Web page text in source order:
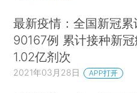
最新疫情：全国新冠累
90167例 累计接种新
1.02亿剂次
2021年03月28日 APP打开